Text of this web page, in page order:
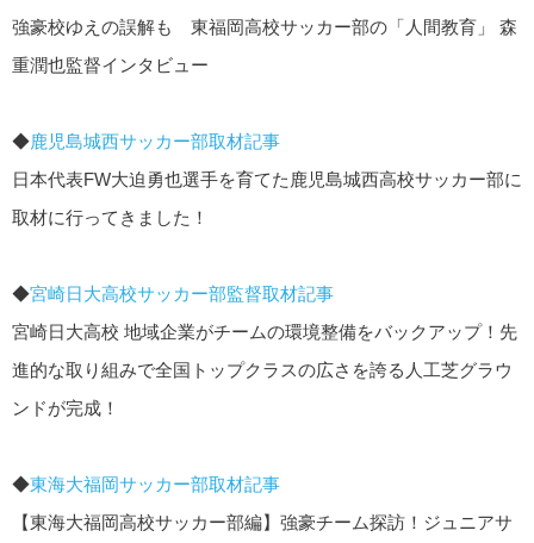
強豪校ゆえの誤解も 東福岡高校サッカー部の「人間教育」 森
重潤也監督インタビュー
◆鹿児島城西サッカー部取材記事
日本代表FW大迫勇也選手を育てた鹿児島城西高校サッカー部に
取材に行ってきました！
◆宮崎日大高校サッカー部監督取材記事
宮崎日大高校 地域企業がチームの環境整備をバックアップ！先
進的な取り組みで全国トップクラスの広さを誇る人工芝グラウ
ンドが完成！
◆東海大福岡サッカー部取材記事
【東海大福岡高校サッカー部編】強豪チーム探訪！ジュニアサ